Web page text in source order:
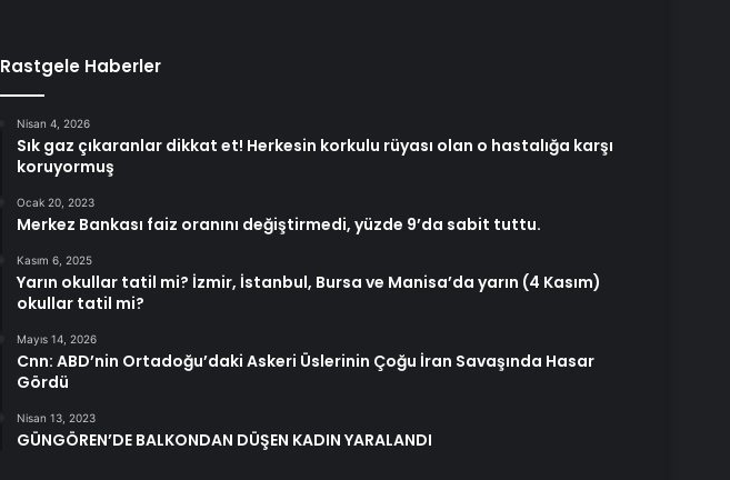
Rastgele Haberler
Nisan 4, 2026
Sık gaz çıkaranlar dikkat et! Herkesin korkulu rüyası olan o hastalığa karşı
koruyormuş
Ocak 20, 2023
Merkez Bankası faiz oranını değiştirmedi, yüzde 9’da sabit tuttu.
Kasım 6, 2025
Yarın okullar tatil mi? İzmir, İstanbul, Bursa ve Manisa’da yarın (4 Kasım)
okullar tatil mi?
Mayıs 14, 2026
Cnn: ABD’nin Ortadoğu’daki Askeri Üslerinin Çoğu İran Savaşında Hasar
Gördü
Nisan 13, 2023
GÜNGÖREN’DE BALKONDAN DÜŞEN KADIN YARALANDI